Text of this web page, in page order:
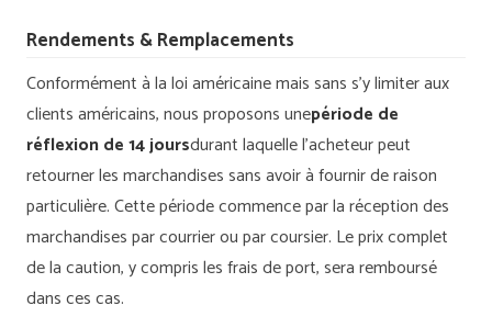
Rendements & Remplacements
Conformément à la loi américaine mais sans s’y limiter aux
clients américains, nous proposons unepériode de
réflexion de 14 joursdurant laquelle l’acheteur peut
retourner les marchandises sans avoir à fournir de raison
particulière. Cette période commence par la réception des
marchandises par courrier ou par coursier. Le prix complet
de la caution, y compris les frais de port, sera remboursé
dans ces cas.